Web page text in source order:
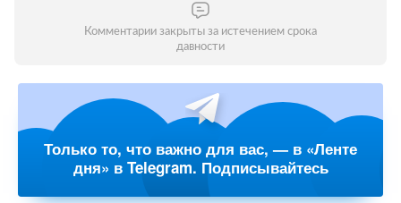
Комментарии закрыты за истечением срока
давности
Только то, что важно для вас, — в «Ленте
дня» в Telegram. Подписывайтесь